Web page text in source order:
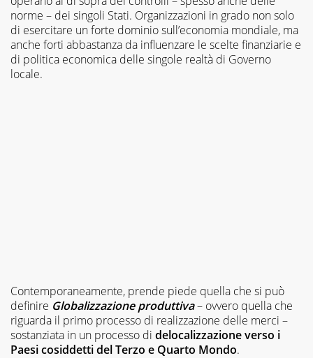
norme – dei singoli Stati. Organizzazioni in grado non solo
di esercitare un forte dominio sull’economia mondiale, ma
anche forti abbastanza da influenzare le scelte finanziarie e
di politica economica delle singole realtà di Governo
locale.
Contemporaneamente, prende piede quella che si può
definire Globalizzazione produttiva– ovvero quella che
riguarda il primo processo di realizzazione delle merci –
sostanziata in un processo di delocalizzazione verso i
Paesi cosiddetti del Terzo e Quarto Mondo.